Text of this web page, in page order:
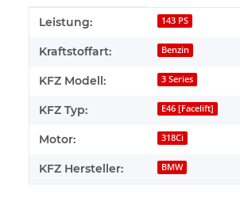
Produkteigenschaft
Wert
Leistung: 143 PS
Kraftstoffart: Benzin
KFZ Modell: 3 Series
KFZ Typ: E46 [Facelift]
Motor: 318Ci
KFZ Hersteller: BMW